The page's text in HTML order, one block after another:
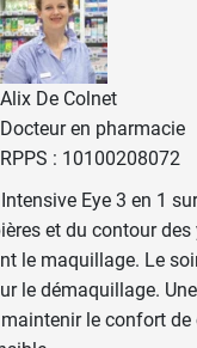
crème autorise le
un coton, elle peut
est onctueuse,
la peau.
:tube airless de
Alix De Colnet
Docteur en pharmacie
RPPS : 10100208072
Eye 3 en 1
et du contour
le maquillage. Le
le démaquillage.
le confort de